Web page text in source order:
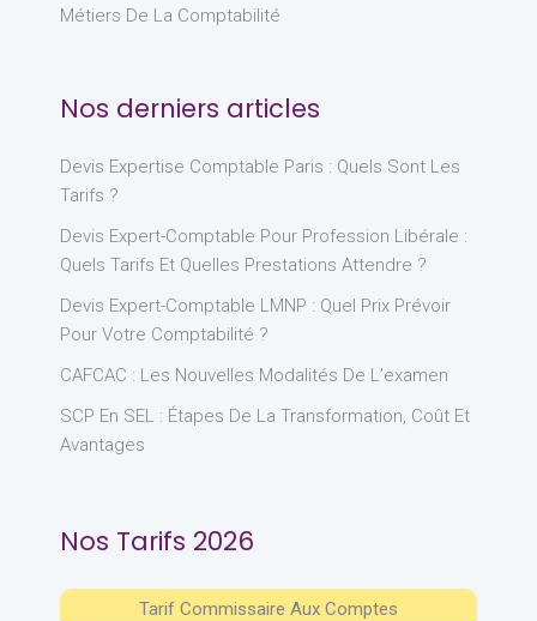
Métiers De La Comptabilité
Nos derniers articles
Devis Expertise Comptable Paris : Quels Sont Les
Tarifs ?
Devis Expert-Comptable Pour Profession Libérale :
Quels Tarifs Et Quelles Prestations Attendre ?
Devis Expert-Comptable LMNP : Quel Prix Prévoir
Pour Votre Comptabilité ?
CAFCAC : Les Nouvelles Modalités De L’examen
SCP En SEL : Étapes De La Transformation, Coût Et
Avantages
Nos Tarifs 2026
Tarif Commissaire Aux Comptes